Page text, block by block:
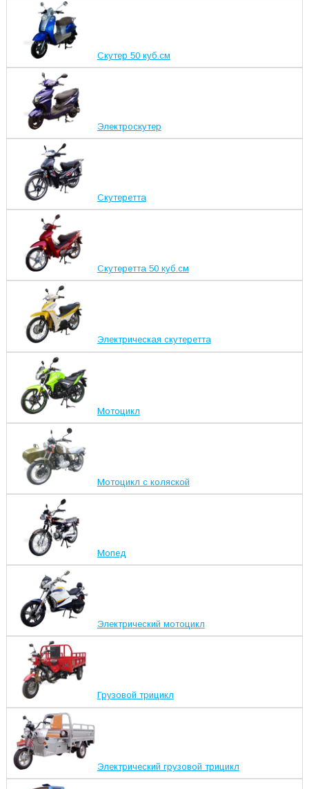
Скутер 50 куб.см
Электроскутер
Скутеретта
Скутеретта 50 куб.см
Электрическая скутеретта
Мотоцикл
Мотоцикл с коляской
Мопед
Электрический мотоцикл
Грузовой трицикл
Электрический грузовой трицикл